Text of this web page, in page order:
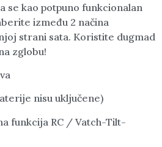
se kao potpuno funkcionalan
između 2 načina
strani sata. Koristite dugmad
zglobu!
nisu uključene)
funkcija RC / Vatch-Tilt-